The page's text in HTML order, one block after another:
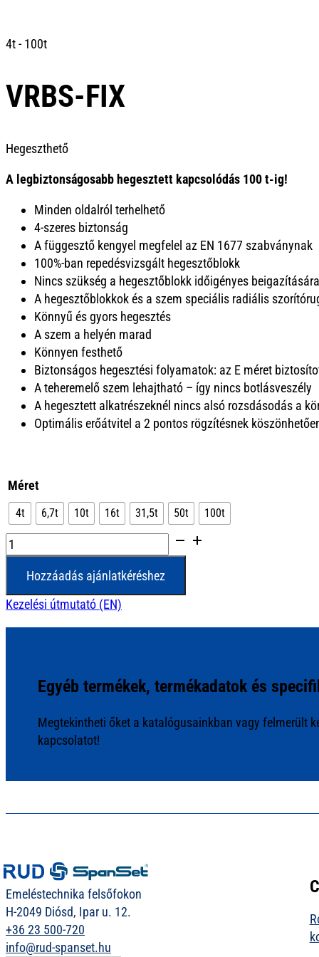
4t - 100t
VRBS-FIX
Hegeszthető
A legbiztonságosabb hegesztett kapcsolódás 100 t-ig!
Minden oldalról terhelhető
4-szeres biztonság
A függesztő kengyel megfelel az EN 1677 szabványnak
100%-ban repedésvizsgált hegesztőblokk
Nincs szükség a hegesztőblokk időigényes
A hegesztőblokkok és a szem speciális radiális
Könnyű és gyors hegesztés
A szem a helyén marad
Könnyen festhető
Biztonságos hegesztési folyamatok: az E méret
A teheremelő szem lehajtható – így nincs botlásveszély
A hegesztett alkatrészeknél nincs alsó rozsdásodás a
Optimális erőátvitel a 2 pontos rögzítésnek
Méret
4t 6,7t 10t 16t 31,5t 50t 100t
VRBS-
FIX
mennyiség
Hozzáadás ajánlatkéréshez
Kezelési útmutató (EN)
Egyéb termékek, termékadatok és
Megtekintheti őket a katalógusainkban vagy felmerült
kapcsolatot!
Emeléstechnika felsőfokon
H-2049 Diósd, Ipar u. 12.
+36 23 500-720
info@rud-spanset.hu